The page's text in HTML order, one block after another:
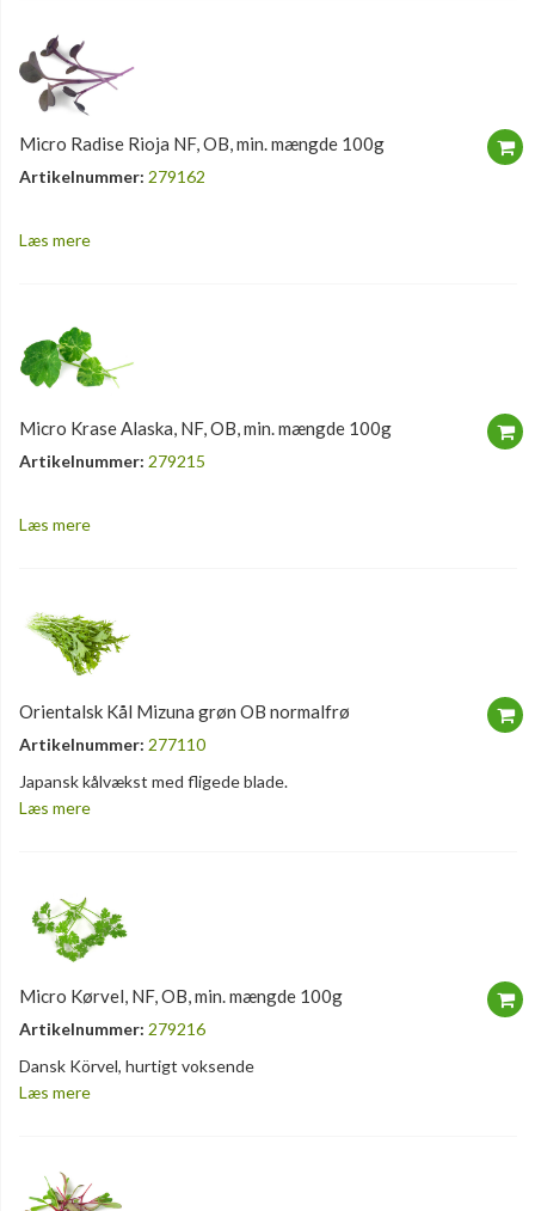
Micro Radise Rioja NF, OB, min. mængde 100g
Artikelnummer: 279162
Læs mere
Micro Krase Alaska, NF, OB, min. mængde 100g
Artikelnummer: 279215
Læs mere
Orientalsk Kål Mizuna grøn OB normalfrø
Artikelnummer: 277110
Japansk kålvækst med fligede blade.
Læs mere
Micro Kørvel, NF, OB, min. mængde 100g
Artikelnummer: 279216
Dansk Körvel, hurtigt voksende
Læs mere